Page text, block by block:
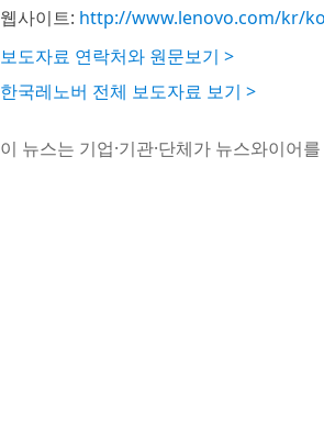
웹사이트: http://www.lenovo.com/kr/
보도자료 연락처와 원문보기 >
한국레노버 전체 보도자료 보기 >
이 뉴스는 기업·기관·단체가 뉴스와이어